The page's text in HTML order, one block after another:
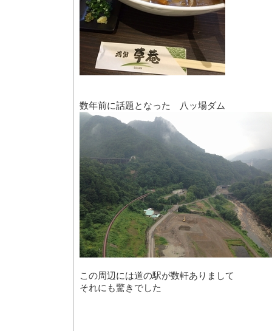
数年前に話題となった 八ッ場ダム
この周辺には道の駅が数軒ありまして
それにも驚きでした